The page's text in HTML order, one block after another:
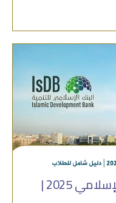
كيفية التقديم لمنحة البنك الإسلامي 2025 |